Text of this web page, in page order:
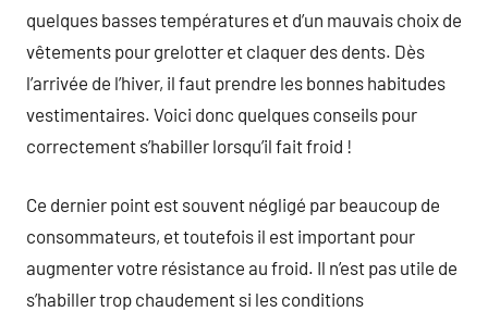
quelques basses températures et d’un mauvais choix de
vêtements pour grelotter et claquer des dents. Dès
l’arrivée de l’hiver, il faut prendre les bonnes habitudes
vestimentaires. Voici donc quelques conseils pour
correctement s’habiller lorsqu’il fait froid !
Ce dernier point est souvent négligé par beaucoup de
consommateurs, et toutefois il est important pour
augmenter votre résistance au froid. Il n’est pas utile de
s’habiller trop chaudement si les conditions